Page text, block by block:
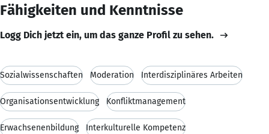
Fähigkeiten und Kenntnisse
Logg Dich jetzt ein, um das ganze Profil zu sehen.
Sozialwissenschaften Moderation Interdisziplinäres Arbeiten
Organisationsentwicklung Konfliktmanagement
Erwachsenenbildung Interkulturelle Kompetenz